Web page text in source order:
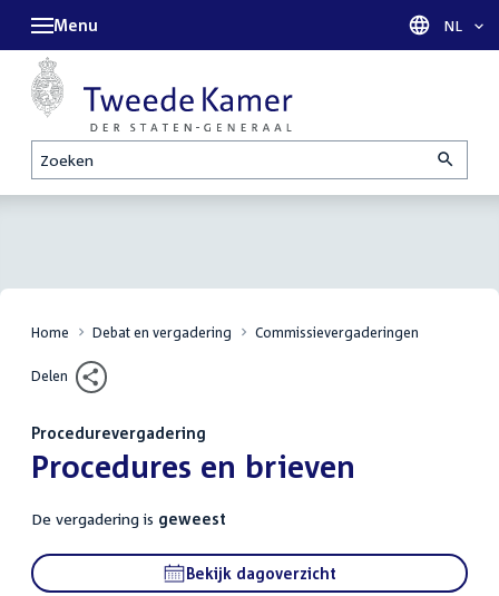
Zoeken
Menu Taal
NL
Home Debat en vergadering Commissievergaderingen
Delen
Procedurevergadering
:Procedures en brieven
De vergadering is geweest
Bekijk dagoverzicht